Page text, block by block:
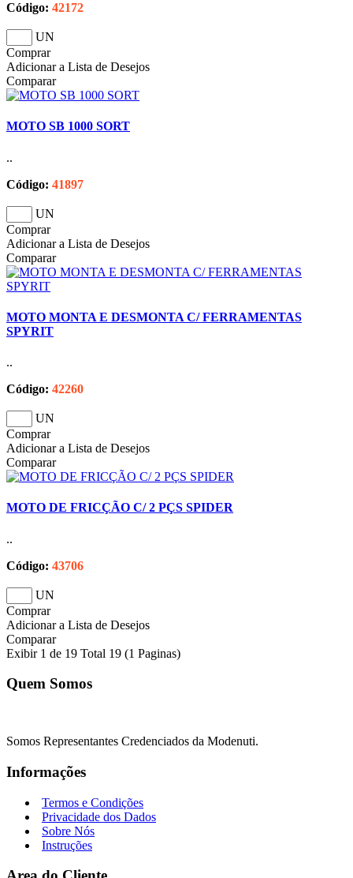
Código: 42172
UN
Comprar
Adicionar a Lista de Desejos
Comparar
MOTO SB 1000 SORT
..
Código: 41897
UN
Comprar
Adicionar a Lista de Desejos
Comparar
MOTO MONTA E DESMONTA C/ FERRAMENTAS
SPYRIT
..
Código: 42260
UN
Comprar
Adicionar a Lista de Desejos
Comparar
MOTO DE FRICÇÃO C/ 2 PÇS SPIDER
..
Código: 43706
UN
Comprar
Adicionar a Lista de Desejos
Comparar
Exibir 1 de 19 Total 19 (1 Paginas)
Quem Somos
Somos Representantes Credenciados da Modenuti.
Informações
Termos e Condições
Privacidade dos Dados
Sobre Nós
Instruções